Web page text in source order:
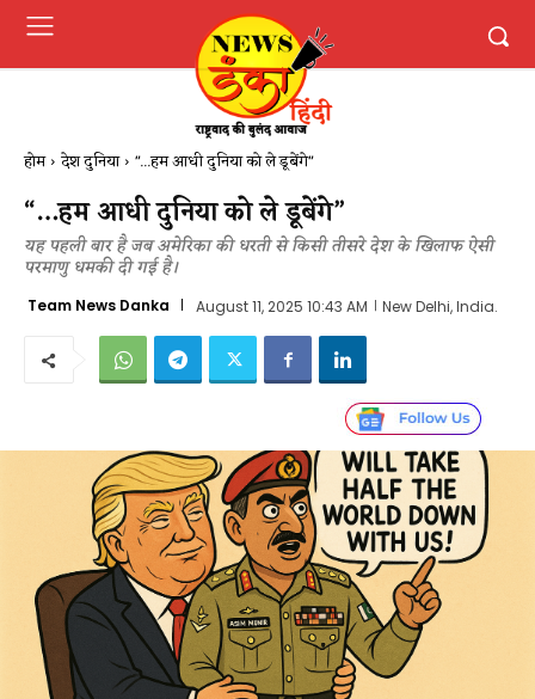
होम देश दुनिया "...हम आधी दुनिया को ले डूबेंगे"
“…हम आधी दुनिया को ले डूबेंगे”
यह पहली बार है जब अमेरिका की धरती से किसी तीसरे देश के खिलाफ ऐसी
परमाणु धमकी दी गई है।
Team News Danka August 11, 2025 10:43 AM New Delhi, India.